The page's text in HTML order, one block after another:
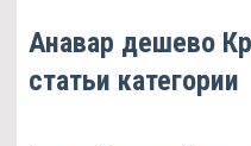
Анавар дешево
статьи категории